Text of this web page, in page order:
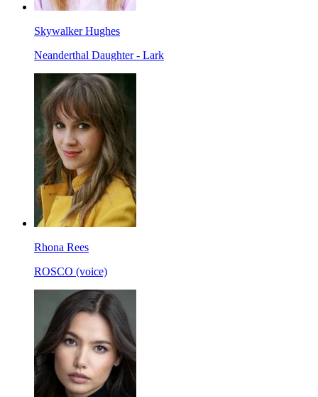
Skywalker Hughes
Neanderthal Daughter - Lark
Rhona Rees
ROSCO (voice)